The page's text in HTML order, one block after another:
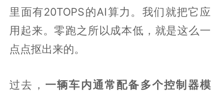
里面有20TOPS的AI算力。我们就把它应
用起来。零跑之所以成本低，就是这么一
点点抠出来的。
过去， 一辆车内通常配备多个控制器模